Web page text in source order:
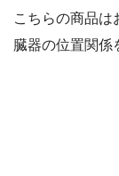
こちらの商品は
臓器の位置関係